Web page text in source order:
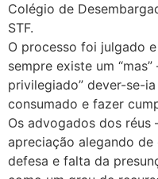
Colégio de
STF.
O processo foi julgado
sempre existe um
privilegiado” dever-se-
consumado e fazer
Os advogados dos réus
apreciação alegando
defesa e falta da